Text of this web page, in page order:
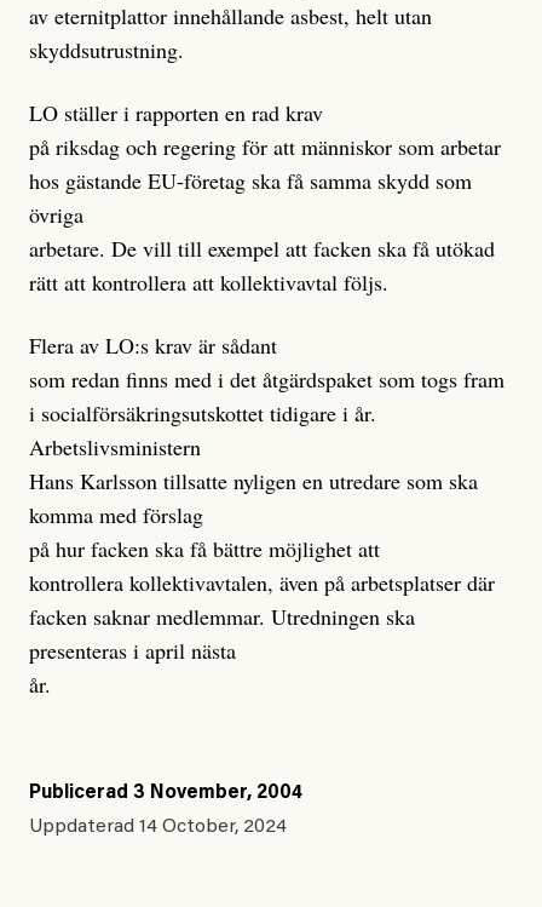
av eternitplattor innehållande asbest, helt utan
skyddsutrustning.
LO ställer i rapporten en rad krav
på riksdag och regering för att människor som arbetar
hos gästande EU-företag ska få samma skydd som
övriga
arbetare. De vill till exempel att facken ska få utökad
rätt att kontrollera att kollektivavtal följs.
Flera av LO:s krav är sådant
som redan finns med i det åtgärdspaket som togs fram
i socialförsäkringsutskottet tidigare i år.
Arbetslivsministern
Hans Karlsson tillsatte nyligen en utredare som ska
komma med förslag
på hur facken ska få bättre möjlighet att
kontrollera kollektivavtalen, även på arbetsplatser där
facken saknar medlemmar. Utredningen ska
presenteras i april nästa
år.
Publicerad 3 November, 2004
Uppdaterad 14 October, 2024